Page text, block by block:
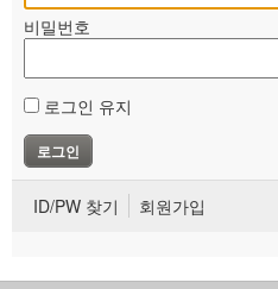
비밀번호
로그인 유지
ID/PW 찾기 회원가입